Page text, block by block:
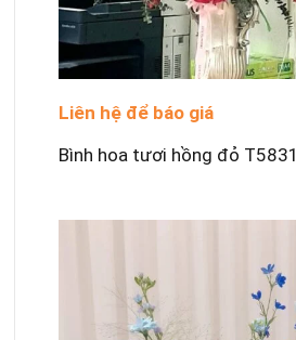
Liên hệ để báo giá
Bình hoa tươi hồng đỏ T5831